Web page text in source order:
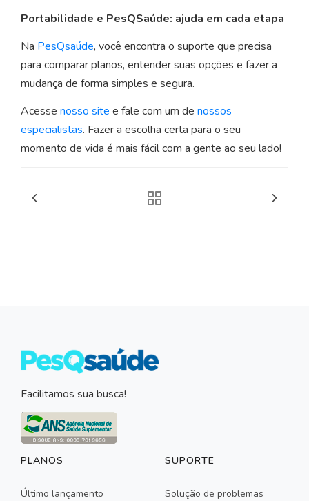
Portabilidade e PesQSaúde: ajuda em cada etapa
Na PesQsaúde, você encontra o suporte que precisa
para comparar planos, entender suas opções e fazer a
mudança de forma simples e segura.
Acesse nosso site e fale com um de nossos
especialistas. Fazer a escolha certa para o seu
momento de vida é mais fácil com a gente ao seu lado!
Facilitamos sua busca!
PLANOS
Último lançamento
SUPORTE
Solução de problemas